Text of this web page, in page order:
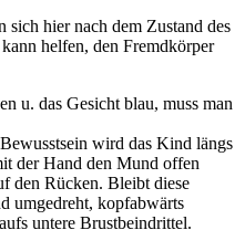
hier nach dem Zustand des
helfen, den Fremdkörper
u. das Gesicht blau, muss man
wird das Kind längs
der Hand den Mund offen
den Rücken. Bleibt diese
umgedreht, kopfabwärts
untere Brustbeindrittel.